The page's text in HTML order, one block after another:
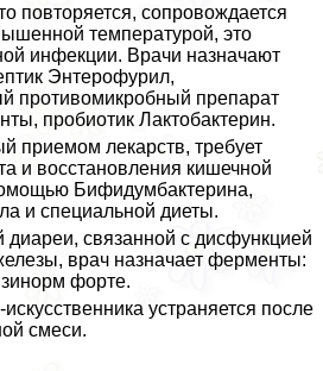
повторяется, сопровождается
температурой, это
инфекции. Врачи назначают
Энтерофурил,
противомикробный препарат
пробиотик Лактобактерин.
приемом лекарств, требует
и восстановления кишечной
Бифидумбактерина,
и специальной диеты.
диареи, связанной с дисфункцией
врач назначает ферменты:
форте.
устраняется после
смеси.